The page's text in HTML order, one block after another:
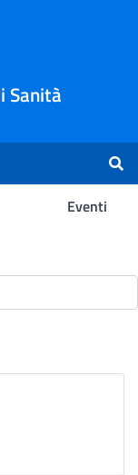
Sanità
Eventi
-